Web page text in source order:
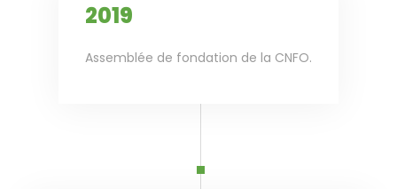
2019
Assemblée de fondation de la CNFO.